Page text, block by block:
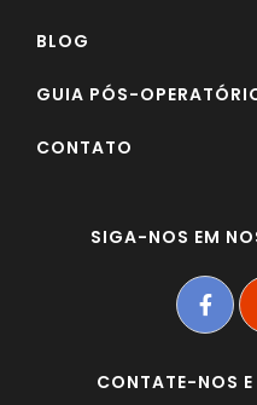
BLOG
GUIA PÓS-
CONTATO
SIGA-NOS EM
CONTATE-NOS